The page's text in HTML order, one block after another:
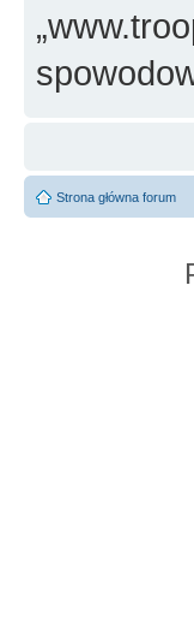
Strona główna forum